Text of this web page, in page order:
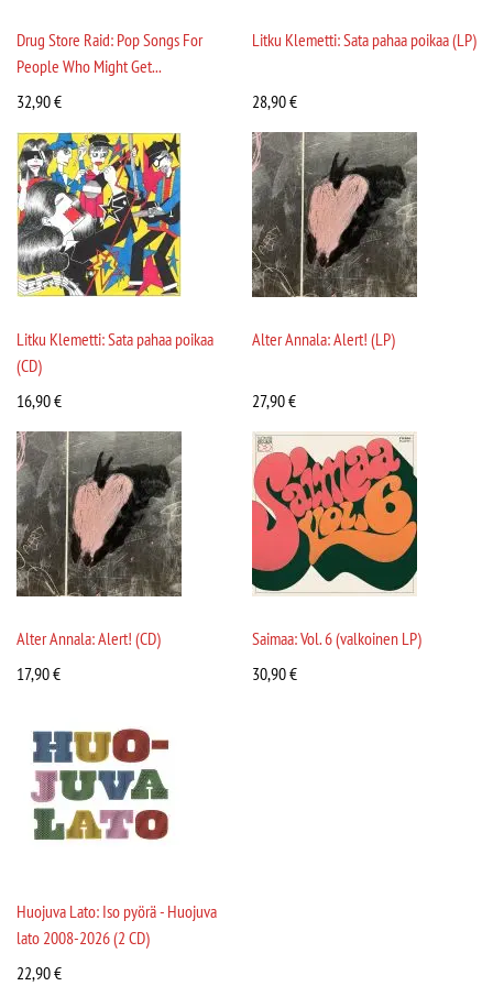
Drug Store Raid: Pop Songs For
People Who Might Get...
32,90€
Litku Klemetti: Sata pahaa poikaa (LP)
28,90€
Litku Klemetti: Sata pahaa poikaa
(CD)
16,90€
Alter Annala: Alert! (LP)
27,90€
Alter Annala: Alert! (CD)
17,90€
Saimaa: Vol. 6 (valkoinen LP)
30,90€
Huojuva Lato: Iso pyörä - Huojuva
lato 2008-2026 (2 CD)
22,90€